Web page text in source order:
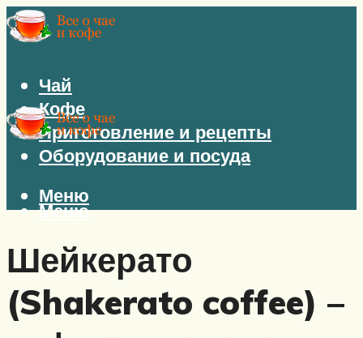
Чай
Кофе
Приготовление и рецепты
Оборудование и посуда
Меню
Меню
Шейкерато
(Shakerato coffee) –